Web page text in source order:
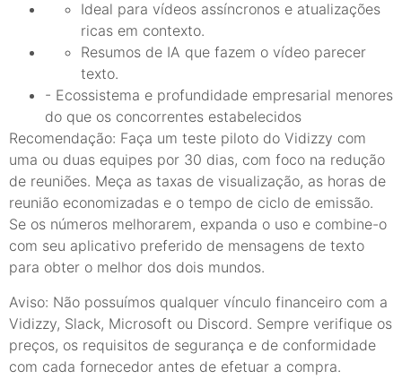
Ideal para vídeos assíncronos e atualizações
ricas em contexto.
Resumos de IA que fazem o vídeo parecer
texto.
- Ecossistema e profundidade empresarial menores
do que os concorrentes estabelecidos
Recomendação: Faça um teste piloto do Vidizzy com
uma ou duas equipes por 30 dias, com foco na redução
de reuniões. Meça as taxas de visualização, as horas de
reunião economizadas e o tempo de ciclo de emissão.
Se os números melhorarem, expanda o uso e combine-o
com seu aplicativo preferido de mensagens de texto
para obter o melhor dos dois mundos.
Aviso: Não possuímos qualquer vínculo financeiro com a
Vidizzy, Slack, Microsoft ou Discord. Sempre verifique os
preços, os requisitos de segurança e de conformidade
com cada fornecedor antes de efetuar a compra.